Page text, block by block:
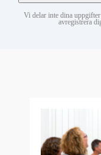
Vi delar inte dina
avregistrera